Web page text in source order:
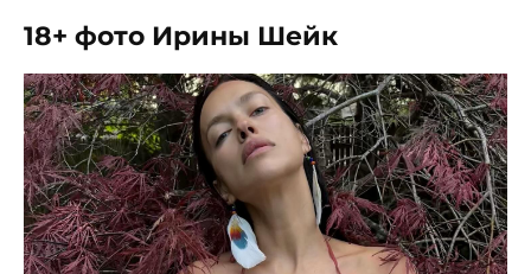
18+ фото Ирины Шейк